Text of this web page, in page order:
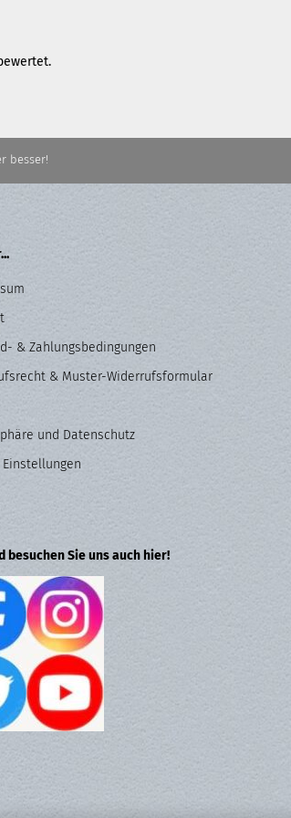
besser!
& Zahlungsbedingungen
& Muster-Widerrufsformular
und Datenschutz
Einstellungen
besuchen Sie uns auch hier!